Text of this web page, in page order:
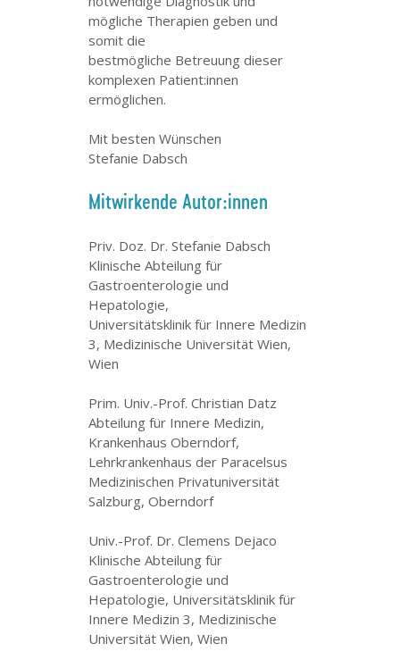
mögliche Therapien geben und
somit die
bestmögliche Betreuung dieser
komplexen Patient:innen
ermöglichen.
Mit besten Wünschen
Stefanie Dabsch
Mitwirkende Autor:innen
Priv. Doz. Dr. Stefanie Dabsch
Klinische Abteilung für
Gastroenterologie und
Hepatologie,
Universitätsklinik für Innere Medizin
3, Medizinische Universität Wien,
Wien
Prim. Univ.-Prof. Christian Datz
Abteilung für Innere Medizin,
Krankenhaus Oberndorf,
Lehrkrankenhaus der Paracelsus
Medizinischen Privatuniversität
Salzburg, Oberndorf
Univ.-Prof. Dr. Clemens Dejaco
Klinische Abteilung für
Gastroenterologie und
Hepatologie, Universitätsklinik für
Innere Medizin 3, Medizinische
Universität Wien, Wien